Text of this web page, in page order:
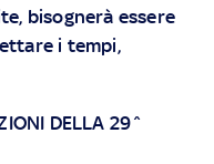
bisognerà essere
i tempi,
DELLA 29^